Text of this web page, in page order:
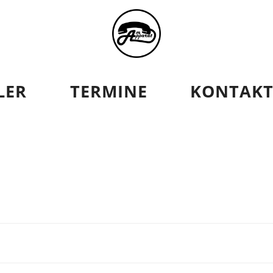
TERMINE